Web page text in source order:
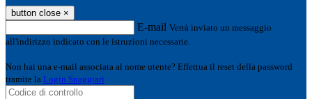
button close ×
E-mail Verrà inviato un messaggio
all'indirizzo indicato con le istruzioni necessarie.
Non hai una e-mail associata al nome utente? Effettua il reset della password
tramite la Login Spaggiari